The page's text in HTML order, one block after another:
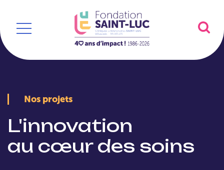
Nos projets
L'innovation
au cœur des soins